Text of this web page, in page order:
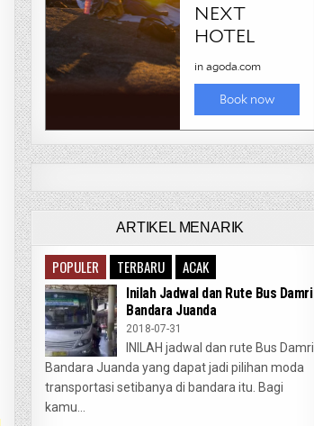
ARTIKEL MENARIK
POPULER TERBARU ACAK
Inilah Jadwal dan Rute Bus Damri
Bandara Juanda
2018-07-31
INILAH jadwal dan rute Bus Damri
Bandara Juanda yang dapat jadi pilihan moda
transportasi setibanya di bandara itu. Bagi
kamu...